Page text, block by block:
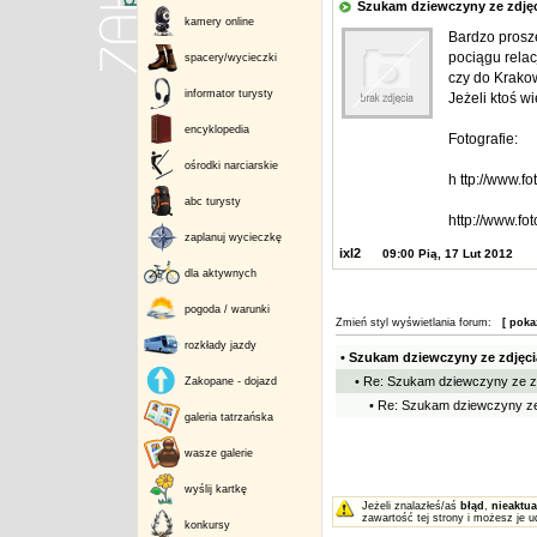
kamery online
spacery/wycieczki
informator turysty
encyklopedia
ośrodki narciarskie
abc turysty
zaplanuj wycieczkę
dla aktywnych
pogoda / warunki
rozkłady jazdy
Zakopane - dojazd
galeria tatrzańska
wasze galerie
wyślij kartkę
konkursy
Szukam dziewczyny ze
Bardzo
pociągu
czy do
Jeżeli ktoś
Fotografie:
h ttp://
http://
ixl2 09:00 Pią, 17 Lut 2012
Zmień styl wyświetlania forum: [
• Szukam dziewczyny ze
• Re: Szukam dziewczyny ze
• Re: Szukam dziewczyny
Jeżeli znalazłeś/aś błąd ,
zawartość tej strony i możesz je